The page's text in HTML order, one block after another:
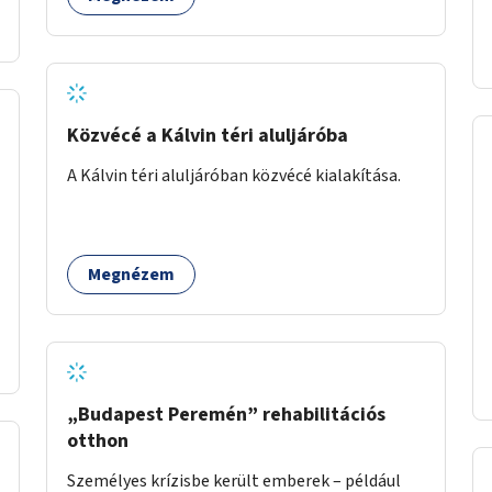
Közvécé a Kálvin téri aluljáróba
A Kálvin téri aluljáróban közvécé kialakítása.
Megnézem
„Budapest Peremén” rehabilitációs
otthon
Személyes krízisbe került emberek – például